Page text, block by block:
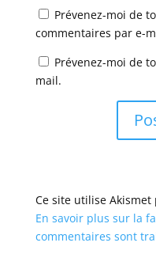
Prévenez-moi de
commentaires par e-
Prévenez-moi de
mail.
Ce site utilise
En savoir plus sur la
commentaires sont